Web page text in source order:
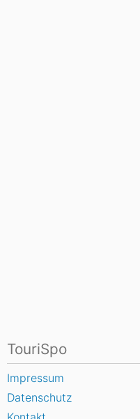
TouriSpo
Impressum
Datenschutz